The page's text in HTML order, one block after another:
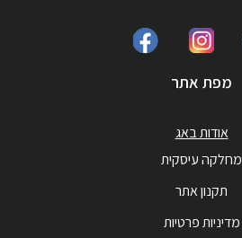
מפת אתר
אודות באג
מחלקה עיסקית
תקנון אתר
מדיניות פרטיות